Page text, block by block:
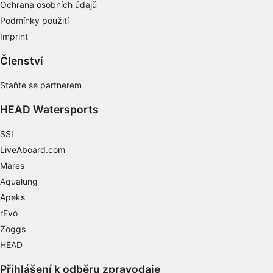
Ochrana osobních údajů
Podmínky použití
Imprint
Členství
Staňte se partnerem
HEAD Watersports
SSI
LiveAboard.com
Mares
Aqualung
Apeks
rEvo
Zoggs
HEAD
Přihlášení k odběru zpravodaje
Reklamní